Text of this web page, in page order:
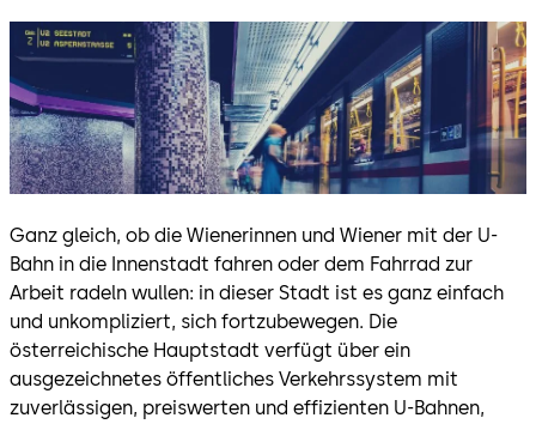
Ganz gleich, ob die Wienerinnen und Wiener mit der U-
Bahn in die Innenstadt fahren oder dem Fahrrad zur
Arbeit radeln wullen: in dieser Stadt ist es ganz einfach
und unkompliziert, sich fortzubewegen. Die
österreichische Hauptstadt verfügt über ein
ausgezeichnetes öffentliches Verkehrssystem mit
zuverlässigen, preiswerten und effizienten U-Bahnen,